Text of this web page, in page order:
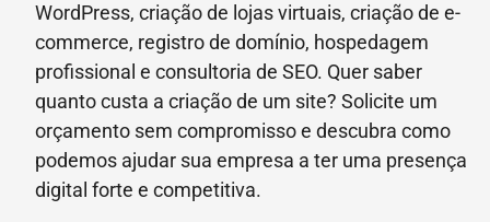
WordPress, criação de lojas virtuais, criação de e-
commerce, registro de domínio, hospedagem
profissional e consultoria de SEO. Quer saber
quanto custa a criação de um site? Solicite um
orçamento sem compromisso e descubra como
podemos ajudar sua empresa a ter uma presença
digital forte e competitiva.